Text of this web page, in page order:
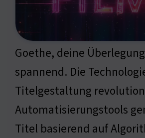
Goethe, deine
spannend. Die
Titelgestaltung
Automatisierungstools
Titel basierend auf